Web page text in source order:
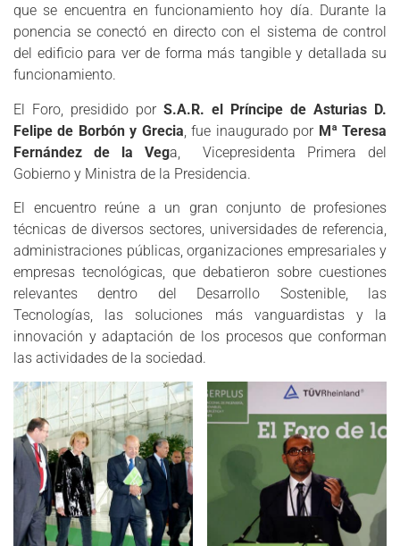
que se encuentra en funcionamiento hoy día. Durante la
ponencia se conectó en directo con el sistema de control
del edificio para ver de forma más tangible y detallada su
funcionamiento.
El Foro, presidido por S.A.R. el Príncipe de Asturias D.
Felipe de Borbón y Grecia , fue inaugurado por Mª Teresa
Fernández de la Vega, Vicepresidenta Primera del
Gobierno y Ministra de la Presidencia.
El encuentro reúne a un gran conjunto de profesiones
técnicas de diversos sectores, universidades de referencia,
administraciones públicas, organizaciones empresariales y
empresas tecnológicas, que debatieron sobre cuestiones
relevantes dentro del Desarrollo Sostenible, las
Tecnologías, las soluciones más vanguardistas y la
innovación y adaptación de los procesos que conforman
las actividades de la sociedad.